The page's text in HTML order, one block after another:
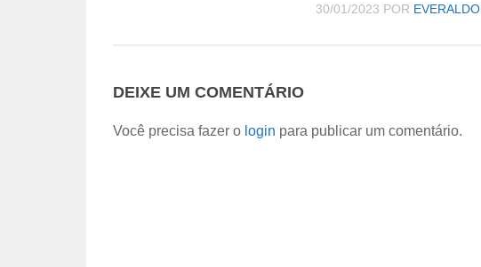
30/01/2023 POR EVERALDO
DEIXE UM COMENTÁRIO
Você precisa fazer o login para publicar um comentário.